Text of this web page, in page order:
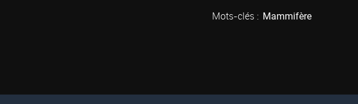
Mots-clés : Mammifère